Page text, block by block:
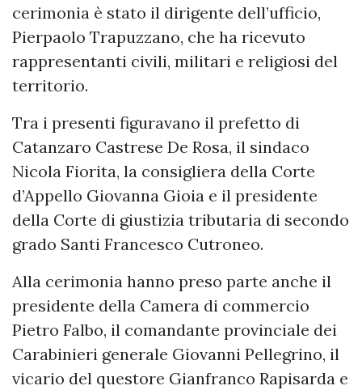
cerimonia è stato il dirigente dell’ufficio,
Pierpaolo Trapuzzano, che ha ricevuto
rappresentanti civili, militari e religiosi del
territorio.
Tra i presenti figuravano il prefetto di
Catanzaro Castrese De Rosa, il sindaco
Nicola Fiorita, la consigliera della Corte
d’Appello Giovanna Gioia e il presidente
della Corte di giustizia tributaria di secondo
grado Santi Francesco Cutroneo.
Alla cerimonia hanno preso parte anche il
presidente della Camera di commercio
Pietro Falbo, il comandante provinciale dei
Carabinieri generale Giovanni Pellegrino, il
vicario del questore Gianfranco Rapisarda e